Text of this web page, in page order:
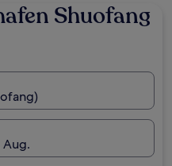
Shuofang
Aug.